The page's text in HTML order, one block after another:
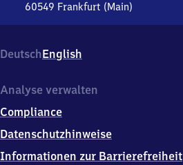
60549 Frankfurt (Main)
Flughafen
Fernbahnhof,
Eckener-
1,
6
5
DeutschEnglish
Analyse verwalten
Compliance
Datenschutzhinweise
Informationen zur Barrierefreiheit